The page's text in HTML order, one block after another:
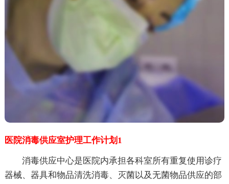
医院消毒供应室护理工作计划1
消毒供应中心是医院内承担各科室所有重复使用诊疗
器械、器具和物品清洗消毒、灭菌以及无菌物品供应的部